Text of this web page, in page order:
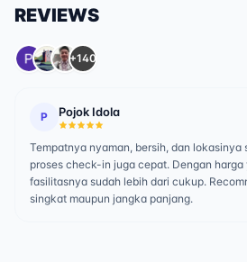
REVIEWS
+140
P Pojok Idola
Tempatnya nyaman, bersih, dan lokasinya
proses check-in juga cepat. Dengan
fasilitasnya sudah lebih dari cukup.
singkat maupun jangka panjang.